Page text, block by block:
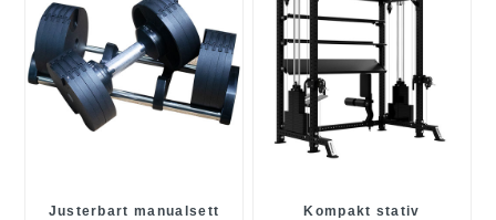
Justerbart manualsett Kompakt stativ